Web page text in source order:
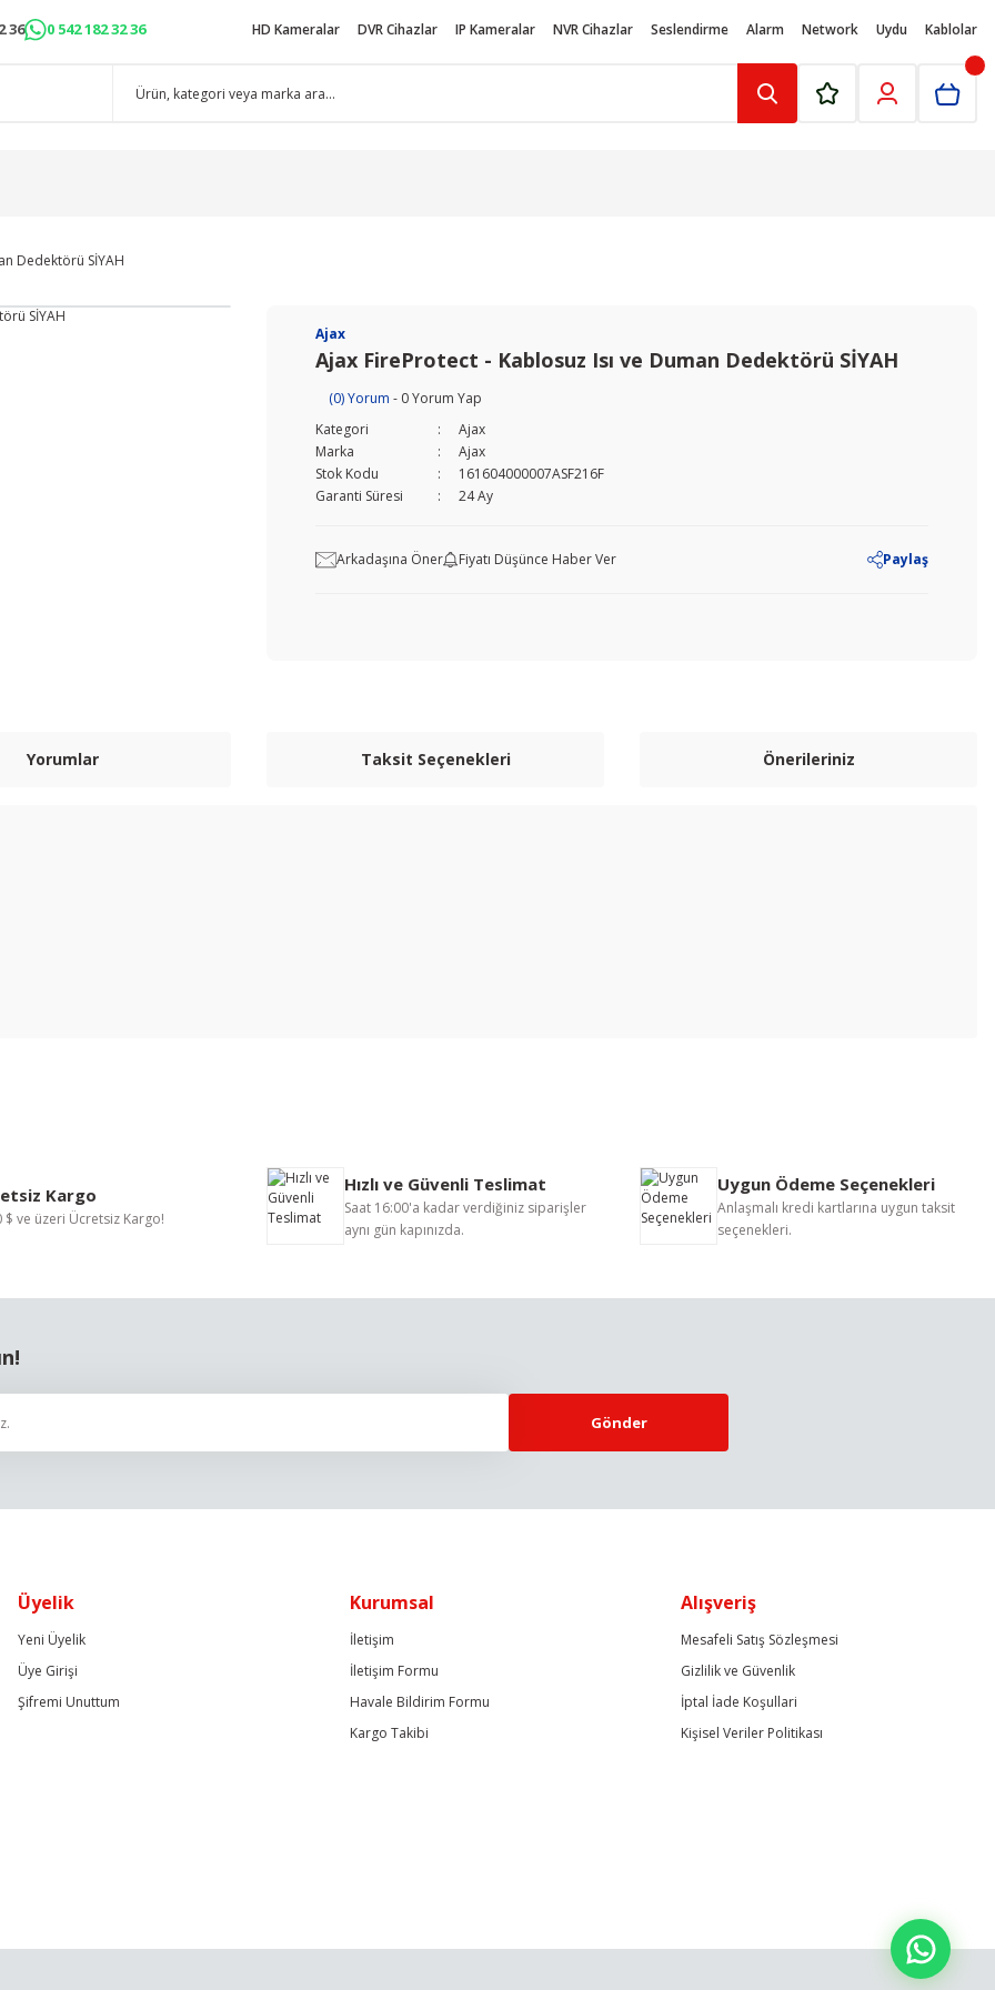
36 0 542 182 32 36 HD Kameralar DVR Cihazlar IP Kameralar NVR Cihazlar Seslendirme Alarm Network Uydu Kablolar
Dedektörü SİYAH
Ajax
Ajax FireProtect - Kablosuz Isı ve Duman Dedektörü SİYAH
(0) Yorum - 0 Yorum Yap
Kategori
Ajax
Marka
Ajax
Stok Kodu
161604000007ASF216F
Garanti Süresi
24 Ay
Arkadaşına Öner Fiyatı Düşünce Haber Ver Paylaş
Yorumlar Taksit Seçenekleri Önerileriniz
Yorum Yaz
Kargo
$ ve üzeri Ücretsiz Kargo!
Hızlı ve Güvenli Teslimat
Saat 16:00'a kadar verdiğiniz siparişler
aynı gün kapınızda.
Uygun Ödeme Seçenekleri
Anlaşmalı kredi kartlarına uygun taksit
seçenekleri.
Gönder
Üyelik
Yeni Üyelik
Üye Girişi
Şifremi Unuttum
Kurumsal
İletişim
İletişim Formu
Havale Bildirim Formu
Kargo Takibi
Alışveriş
Mesafeli Satış Sözleşmesi
Gizlilik ve Güvenlik
İptal İade Koşullari
Kişisel Veriler Politikası